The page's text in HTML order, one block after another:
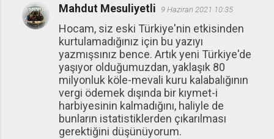
Mahdut Mesuliyetli 9 Haziran 2021 10:35
Hocam, siz eski Türkiye'nin etkisinden
kurtulamadığınız için bu yazıyı
yazmışsınız bence. Artık yeni Türkiye'de
yaşıyor olduğumuzdan, yaklaşık 80
milyonluk köle-mevali kuru kalabalığının
vergi ödemek dışında bir kıymet-i
harbiyesinin kalmadığını, haliyle de
bunların istatistiklerden çıkarılması
gerektiğini düşünüyorum.